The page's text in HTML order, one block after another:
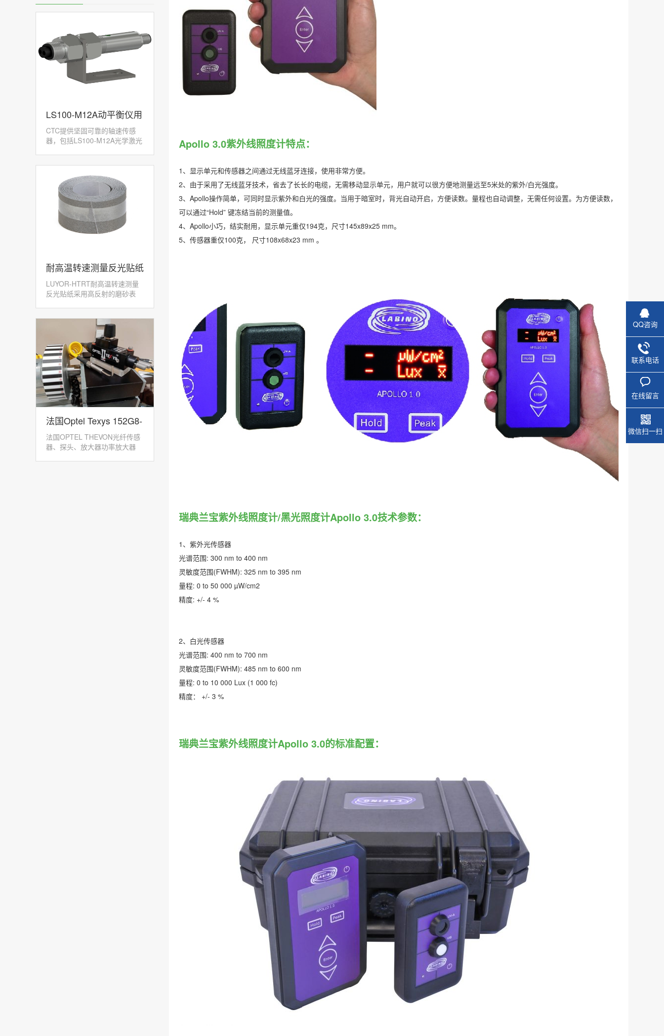
LS100-M12A动平衡仪用
激光转速传感器
CTC提供坚固可靠的轴速传感
器，包括LS100-M12A光学激光
​耐高温转速测量反光贴纸
LUYOR-HTRT
LUYOR-HTRT耐高温转速测量
反光贴纸采用高反射的磨砂表
法国Optel Texys 152G8-
GPK-12光纤转速传感器
法国OPTEL THEVON光纤传感
器、探头、放大器功率放大器
Apollo 3.0紫外线照度计特点：
1、显示单元和传感器之间通过无线蓝牙连接，使用非常方便。
2、由于采用了无线蓝牙技术，省去了长长的电缆，无需移动显示单元，用户就可以很方便地测量远至5米处的紫外/白光强度。
3、Apollo操作简单，可同时显示紫外和白光的强度。当用于暗室时，背光自动开启，方便读数。量程也自动调整，无需任何设置。为方便读数，
可以通过“Hold” 键冻结当前的测量值。
4、Apollo小巧，结实耐用，显示单元重仅194克，尺寸145x89x25 mm。
5、传感器重仅100克， 尺寸108x68x23 mm 。
瑞典兰宝紫外线照度计/黑光照度计Apollo 3.0技术参数：
1、紫外光传感器
光谱范围: 300 nm to 400 nm
灵敏度范围(FWHM): 325 nm to 395 nm
量程: 0 to 50 000 µW/cm2
精度: +/- 4 %
2、白光传感器
光谱范围: 400 nm to 700 nm
灵敏度范围(FWHM): 485 nm to 600 nm
量程: 0 to 10 000 Lux (1 000 fc)
精度： +/- 3 %
瑞典兰宝紫外线照度计Apollo 3.0的标准配置：
QQ咨询
联系电话
在线留言
微信扫一扫